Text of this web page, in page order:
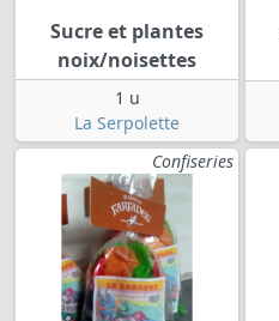
Sucre et plantes
noix/noisettes
1 u
La Serpolette
Confiseries